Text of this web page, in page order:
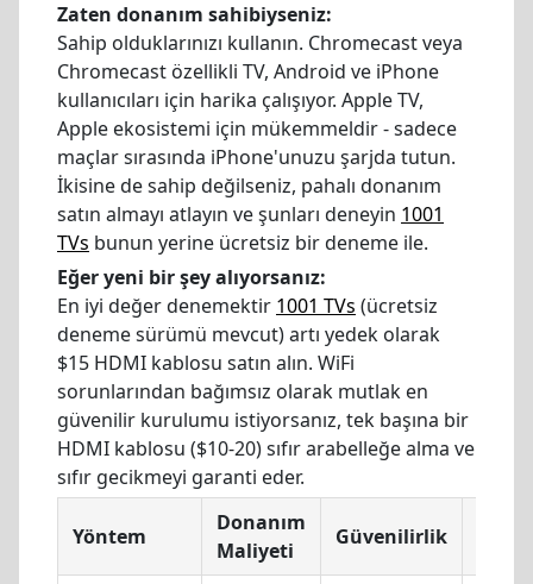
Zaten donanım sahibiyseniz:
Sahip olduklarınızı kullanın. Chromecast veya
Chromecast özellikli TV, Android ve iPhone
kullanıcıları için harika çalışıyor. Apple TV,
Apple ekosistemi için mükemmeldir - sadece
maçlar sırasında iPhone'unuzu şarjda tutun.
İkisine de sahip değilseniz, pahalı donanım
satın almayı atlayın ve şunları deneyin 1001
TVs bunun yerine ücretsiz bir deneme ile.
Eğer yeni bir şey alıyorsanız:
En iyi değer denemektir 1001 TVs (ücretsiz
deneme sürümü mevcut) artı yedek olarak
$15 HDMI kablosu satın alın. WiFi
sorunlarından bağımsız olarak mutlak en
güvenilir kurulumu istiyorsanız, tek başına bir
HDMI kablosu ($10-20) sıfır arabelleğe alma ve
sıfır gecikmeyi garanti eder.
Yöntem
Donanım
Maliyeti
Güvenilirlik